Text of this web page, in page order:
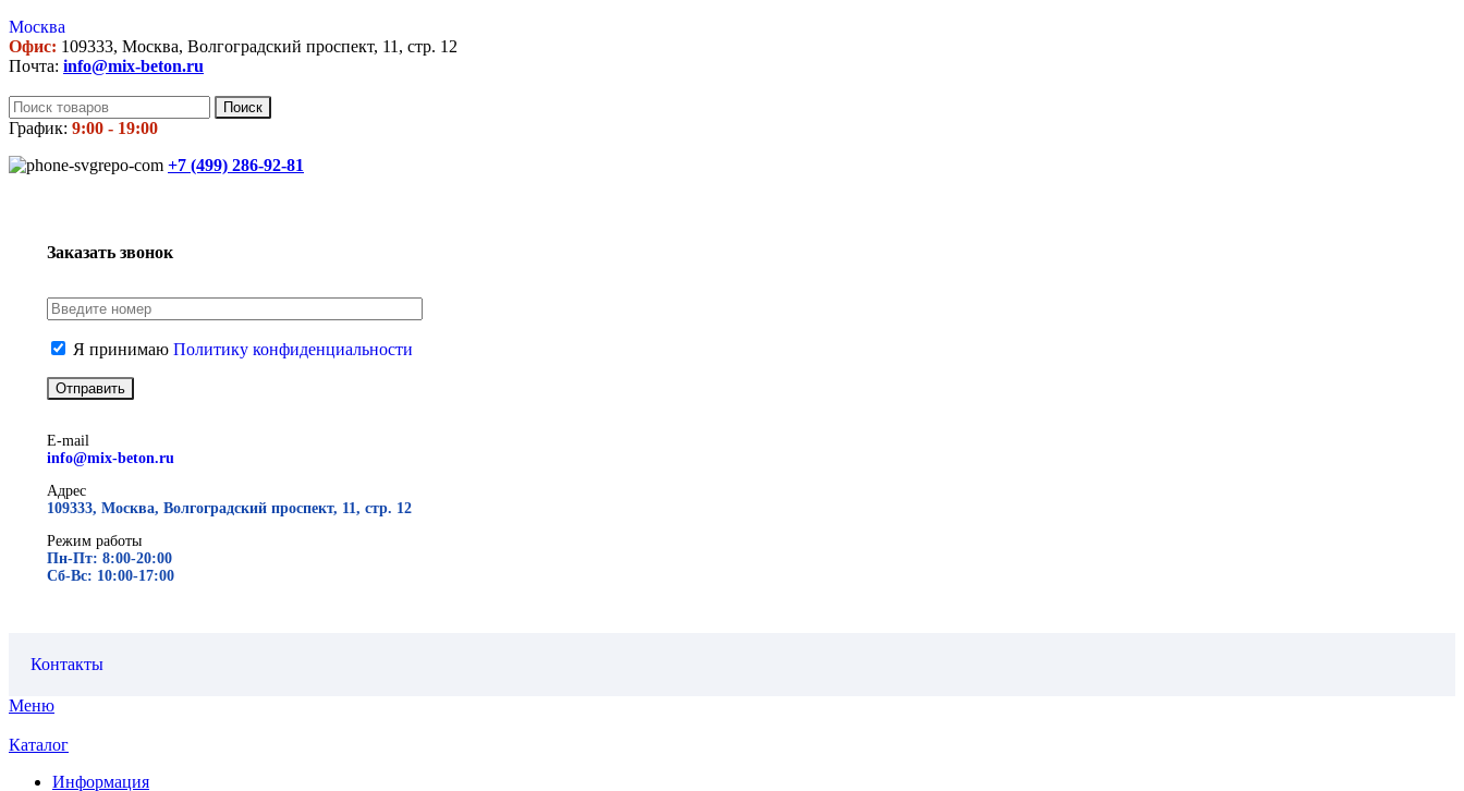
Москва
Офис: 109333, Москва, Волгоградский проспект, 11, стр. 12
Почта: info@mix-beton.ru
Поиск
График: 9:00 - 19:00
+7 (499) 286-92-81
Заказать звонок
Я принимаю Политику конфиденциальности
E-mail
info@mix-beton.ru
Адрес
109333, Москва, Волгоградский проспект, 11, стр. 12
Режим работы
Пн-Пт: 8:00-20:00
Сб-Вс: 10:00-17:00
Контакты
Меню
Каталог
Информация